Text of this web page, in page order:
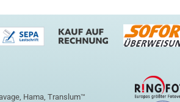
Hama, Translum™